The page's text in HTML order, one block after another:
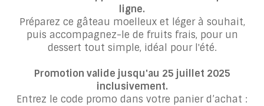
ligne.
Préparez ce gâteau moelleux et léger à souhait,
puis accompagnez-le de fruits frais, pour un
dessert tout simple, idéal pour l'été.
Promotion valide jusqu'au 25 juillet 2025
inclusivement.
Entrez le code promo dans votre panier d’achat :